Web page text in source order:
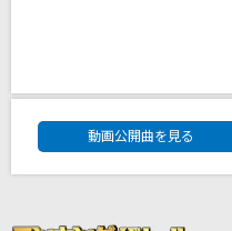
さよならになりました
DAM★ともボー
動画公開曲を見る